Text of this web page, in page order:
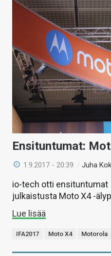
Ensituntumat:
1.9.2017 - 20:39 /Juha
io-tech otti ensituntumat
julkaistusta Moto X4 -
Lue lisää
IFA2017 Moto X4 Motorola